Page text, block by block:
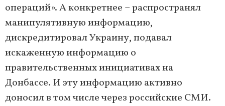
операций». А конкретнее – распространял
манипулятивную информацию,
дискредитировал Украину, подавал
искаженную информацию о
правительственных инициативах на
Донбассе. И эту информацию активно
доносил в том числе через российские СМИ.